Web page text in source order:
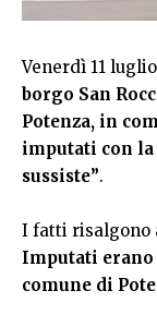
Venerdì 11
borgo San
Potenza, in
imputati con
sussiste”.
I fatti risalgono
Imputati
comune di